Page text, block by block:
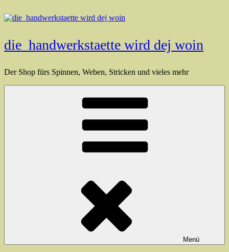
Inhalt
die_handwerkstaette wird dej woin
Der Shop fürs Spinnen, Weben, Stricken und vieles mehr
Menü